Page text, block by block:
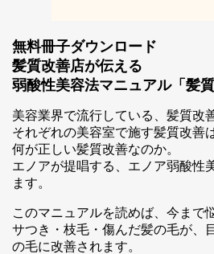
無料冊子ダウンロード
髪質改善店が伝える
弱酸性美容法マニュアル「髪
美容業界で流行している、髪質改善
それぞれの美容室で施す髪質改善
何が正しい髪質改善なのか。
エノアが提唱する、エノア弱酸性
ます。
このマニュアルを読めば、今まで
サつき・枝毛・傷んだ髪の毛が、
の毛に改善されます。